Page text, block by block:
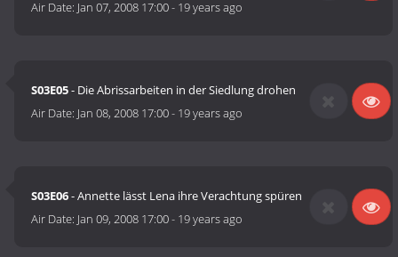
Air Date: Jan 07, 2008 17:00- 19 years ago
S03E05- Die Abrissarbeiten in der Siedlung drohen
Air Date: Jan 08, 2008 17:00- 19 years ago
S03E06- Annette lässt Lena ihre Verachtung spüren
Air Date: Jan 09, 2008 17:00- 19 years ago